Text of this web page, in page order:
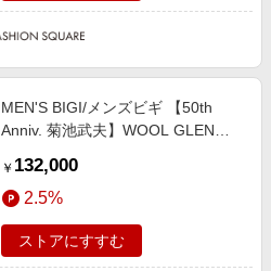
MEN'S BIGI/メンズビギ 【50th
Anniv. 菊池武夫】WOOL GLEN
￥ 132,000
2.5%
ストアにすすむ